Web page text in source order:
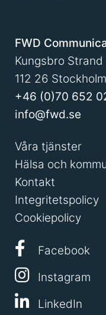
FWD
Kungsbro Strand
112 26 Stockholm
+46 (0)70 652
info@fwd.se
Våra tjänster
Hälsa och
Kontakt
Integritetspolicy
Cookiepolicy
Facebook
Instagram
LinkedIn